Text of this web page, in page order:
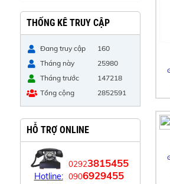
THỐNG KÊ TRUY CẬP
Đang truy cập
160
Tháng này
25980
Tháng trước
147218
Tổng cộng
2852591
HỖ TRỢ ONLINE
Hotline:
02923815455
0906929455